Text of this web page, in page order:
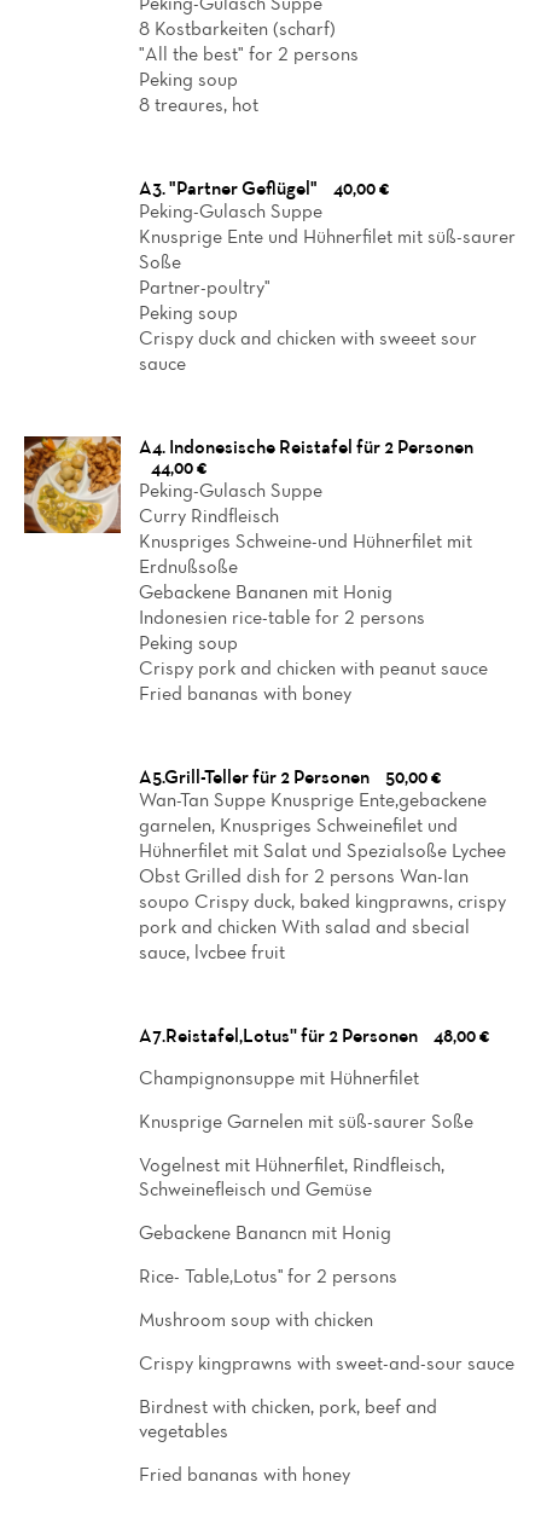
8 Kostbarkeiten (scharf)
"All the best" for 2 persons
Peking soup
8 treaures, hot
A3. "Partner Geflügel"
40,00 €
Peking-Gulasch Suppe
Knusprige Ente und Hühnerfilet mit süß-saurer
Soße
Partner-poultry"
Peking soup
Crispy duck and chicken with sweeet sour
sauce
A4. Indonesische Reistafel für 2 Personen
44,00 €
Peking-Gulasch Suppe
Curry Rindfleisch
Knuspriges Schweine-und Hühnerfilet mit
Erdnußsoße
Gebackene Bananen mit Honig
Indonesien rice-table for 2 persons
Peking soup
Crispy pork and chicken with peanut sauce
Fried bananas with boney
A5.Grill-Teller für 2 Personen
50,00 €
Wan-Tan Suppe Knusprige Ente,gebackene
garnelen, Knuspriges Schweinefilet und
Hühnerfilet mit Salat und Spezialsoße Lychee
Obst Grilled dish for 2 persons Wan-Ian
soupo Crispy duck, baked kingprawns, crispy
pork and chicken With salad and sbecial
sauce, lvcbee fruit
A7.Reistafel,Lotus'' für 2 Personen
48,00 €
Champignonsuppe mit Hühnerfilet
Knusprige Garnelen mit süß-saurer Soße
Vogelnest mit Hühnerfilet, Rindfleisch,
Schweinefleisch und Gemüse
Gebackene Banancn mit Honig
Rice- Table,Lotus'' for 2 persons
Mushroom soup with chicken
Crispy kingprawns with sweet-and-sour sauce
Birdnest with chicken, pork, beef and
vegetables
Fried bananas with honey